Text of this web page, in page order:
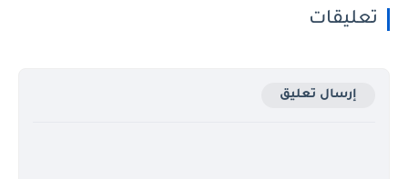
تعليقات
إرسال تعليق